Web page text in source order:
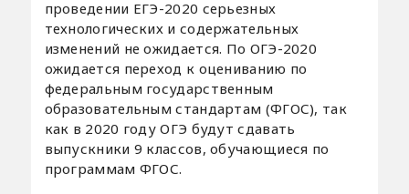
проведении ЕГЭ-2020 серьезных
технологических и содержательных
изменений не ожидается. По ОГЭ-2020
ожидается переход к оцениванию по
федеральным государственным
образовательным стандартам (ФГОС), так
как в 2020 году ОГЭ будут сдавать
выпускники 9 классов, обучающиеся по
программам ФГОС.